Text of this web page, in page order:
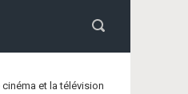
et la télévision